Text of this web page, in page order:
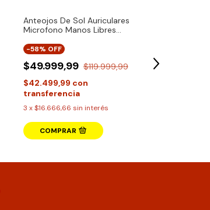
Anteojos De Sol Auriculares
Microfono Manos Libres
-58% OFF
$49.999,99 $119.999,99
$42.499,99 con
transferencia
3 x$16.666,66 sin interés
COMPRAR
$7.999,99